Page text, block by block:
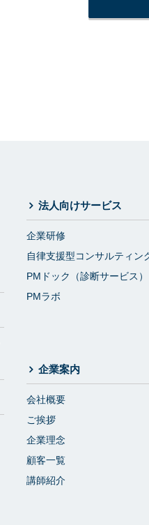
法人向けサービス
企業研修
自律支援型コンサルティン
PMドック（診断サービス）
PMラボ
企業案内
会社概要
ご挨拶
企業理念
顧客一覧
講師紹介